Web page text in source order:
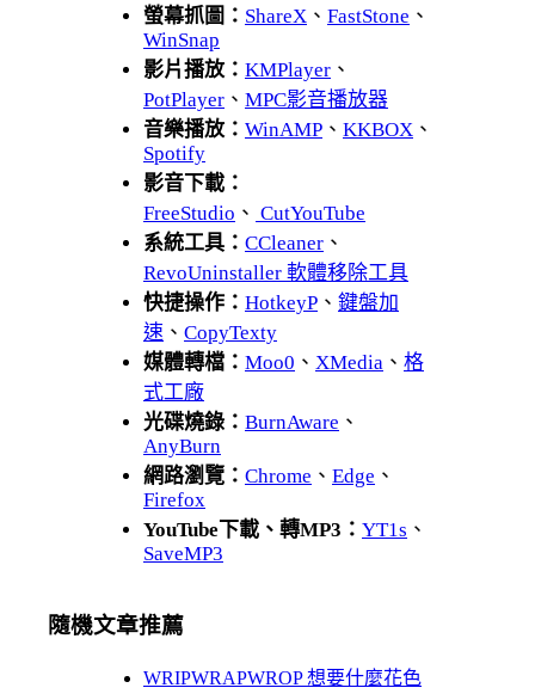
螢幕抓圖： ShareX 、 FastStone 、
WinSnap
影片播放： KMPlayer 、
PotPlayer 、 MPC影音播放器
音樂播放： WinAMP 、 KKBOX 、
Spotify
影音下載：
FreeStudio 、 CutYouTube
系統工具： CCleaner 、
RevoUninstaller 軟體移除工具
快捷操作： HotkeyP 、 鍵盤加
速 、 CopyTexty
媒體轉檔： Moo0 、 XMedia 、 格
式工廠
光碟燒錄： BurnAware 、
AnyBurn
網路瀏覽： Chrome 、 Edge 、
Firefox
YouTube下載、轉MP3： YT1s 、
SaveMP3
隨機文章推薦
WRIPWRAPWROP 想要什麼花色